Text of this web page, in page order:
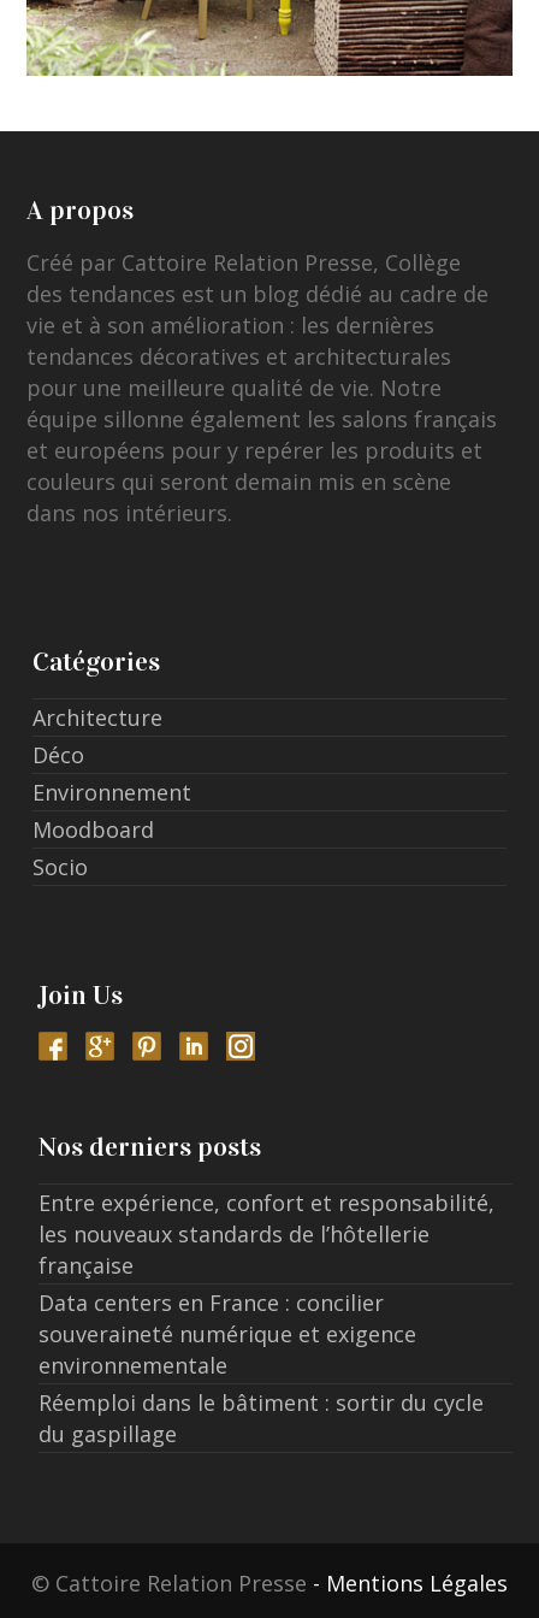
A propos
Créé par Cattoire Relation Presse, Collège
des tendances est un blog dédié au cadre de
vie et à son amélioration : les dernières
tendances décoratives et architecturales
pour une meilleure qualité de vie. Notre
équipe sillonne également les salons français
et européens pour y repérer les produits et
couleurs qui seront demain mis en scène
dans nos intérieurs.
Catégories
Architecture
Déco
Environnement
Moodboard
Socio
Join Us
Nos derniers posts
Entre expérience, confort et responsabilité,
les nouveaux standards de l’hôtellerie
française
Data centers en France : concilier
souveraineté numérique et exigence
environnementale
Réemploi dans le bâtiment : sortir du cycle
du gaspillage
© Cattoire Relation Presse - Mentions Légales